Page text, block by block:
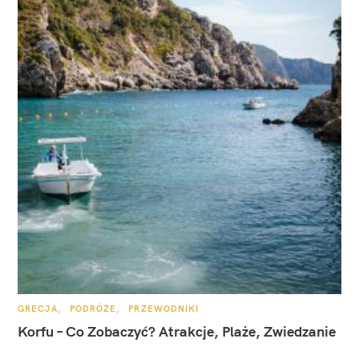
K
T
E
GRECJA PODRÓŻE PRZEWODNIKI
Korfu – Co Zobaczyć? Atrakcje, Plaże, Zwiedzanie